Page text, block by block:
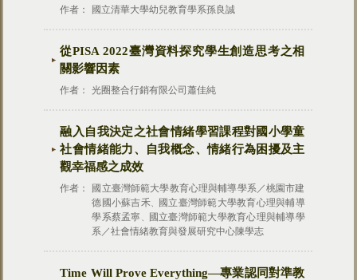
作者： 國立清華大學幼兒教育學系孫良誠
從PISA 2022臺灣資料探究學生創造思考之相
關影響因素
作者： 光圈整合行銷有限公司蕭佳純
融入自我決定之社會情緒學習課程對國小學童
社會情緒能力、自我概念、情緒行為困擾及主
觀幸福感之成效
作者：
國立臺灣師範大學教育心理與輔導學系／桃園市建
德國小蘇吉禾、
國立臺灣師範大學教育心理與輔導
學系蔡孟寧
國立臺灣師範大學教育心理與輔導學
系／社會情緒教育與發展研究中心陳學志
Time Will Prove Everything—專業認同對準教